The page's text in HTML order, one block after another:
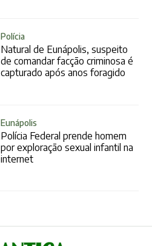
Polícia
Natural de Eunápolis, suspeito
de comandar facção criminosa é
capturado após anos foragido
Eunápolis
Polícia Federal prende homem
por exploração sexual infantil na
internet